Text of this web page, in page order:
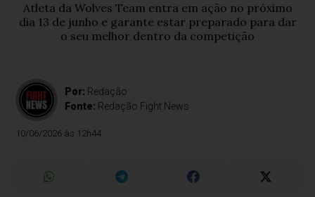
Atleta da Wolves Team entra em ação no próximo
dia 13 de junho e garante estar preparado para dar
o seu melhor dentro da competição
Por: Redação
Fonte: Redação Fight News
10/06/2026 às 12h44